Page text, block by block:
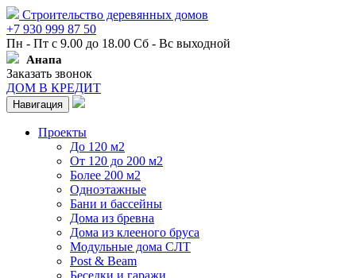
Строительство деревянных домов
+7 930 999 87 50
Пн - Пт с 9.00 до 18.00 Сб - Вс выходной
Анапа
Заказать звонок
ДОМ В КРЕДИТ
Навигация
Проекты
До 120 м2
От 120 до 200 м2
Более 200 м2
Одноэтажные
Бани и бассейны
Дома из бревна
Дома из клееного бруса
Модульные дома СЛТ
Post & Beam
Беседки и гаражи